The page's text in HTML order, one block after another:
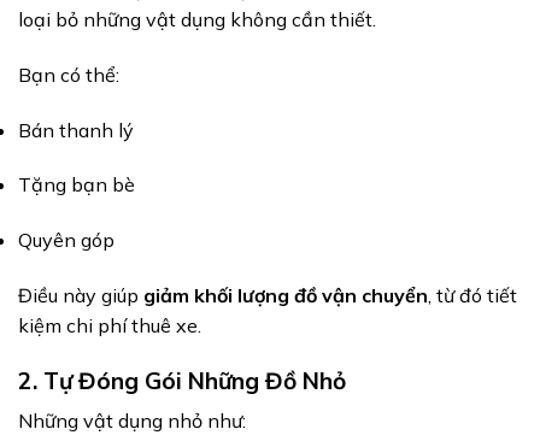
loại bỏ những vật dụng không cần thiết.
Bạn có thể:
Bán thanh lý
Tặng bạn bè
Quyên góp
Điều này giúp giảm khối lượng đồ vận chuyển , từ đó tiết
kiệm chi phí thuê xe.
2. Tự Đóng Gói Những Đồ Nhỏ
Những vật dụng nhỏ như: